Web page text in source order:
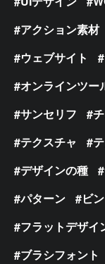
アクション素材
ウェブサイト
オンラインツー
サンセリフ
テクスチャ
デザインの種
パターン
ビ
フラットデザイ
ブラシフォント